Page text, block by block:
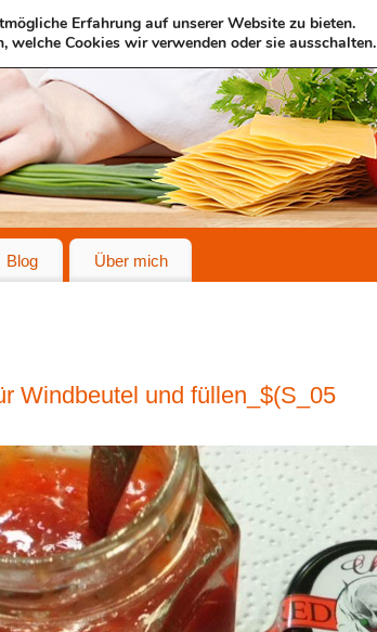
Blog Über mich
Windbeutel und füllen_$(S_05
Erfahrung auf unserer Website zu bieten.
welche Cookies wir verwenden oder sie ausschalten.